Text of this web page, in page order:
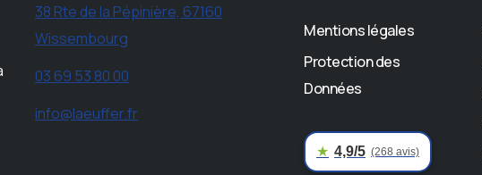
38 Rte de la Pépinière, 67160
Wissembourg
03 69 53 80 00
info@laeuffer.fr
Mentions légales
Protection des
Données
★ 4,9/5 (268 avis)